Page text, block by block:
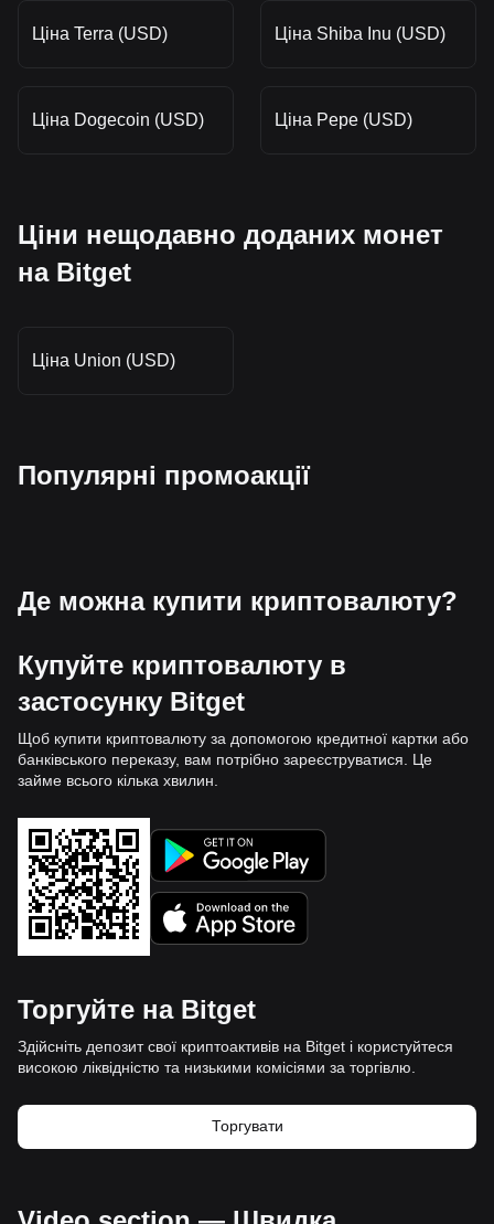
Ціна Terra (USD) Ціна Shiba Inu (USD)
Ціна Dogecoin (USD) Ціна Pepe (USD)
Ціни нещодавно доданих монет
на Bitget
Ціна Union (USD)
Популярні промоакції
Де можна купити криптовалюту?
Купуйте криптовалюту в
застосунку Bitget
Щоб купити криптовалюту за допомогою кредитної картки або
банківського переказу, вам потрібно зареєструватися. Це
займе всього кілька хвилин.
Торгуйте на Bitget
Здійсніть депозит свої криптоактивів на Bitget і користуйтеся
високою ліквідністю та низькими комісіями за торгівлю.
Торгувати